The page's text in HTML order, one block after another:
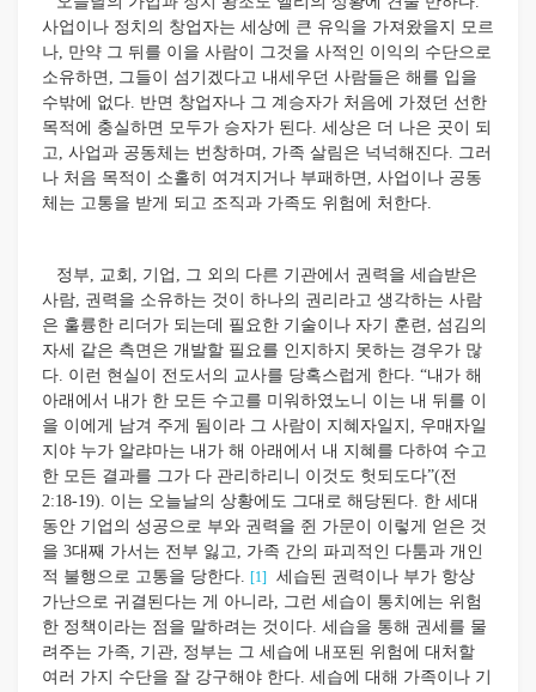
사업이나 정치의 창업자는 세상에 큰 유익을 가져왔을지 모르
나, 만약 그 뒤를 이을 사람이 그것을 사적인 이익의 수단으로
소유하면, 그들이 섬기겠다고 내세우던 사람들은 해를 입을
수밖에 없다. 반면 창업자나 그 계승자가 처음에 가졌던 선한
목적에 충실하면 모두가 승자가 된다. 세상은 더 나은 곳이 되
고, 사업과 공동체는 번창하며, 가족 살림은 넉넉해진다. 그러
나 처음 목적이 소홀히 여겨지거나 부패하면, 사업이나 공동
체는 고통을 받게 되고 조직과 가족도 위험에 처한다.
정부, 교회, 기업, 그 외의 다른 기관에서 권력을 세습받은
사람, 권력을 소유하는 것이 하나의 권리라고 생각하는 사람
은 훌륭한 리더가 되는데 필요한 기술이나 자기 훈련, 섬김의
자세 같은 측면은 개발할 필요를 인지하지 못하는 경우가 많
다. 이런 현실이 전도서의 교사를 당혹스럽게 한다. “내가 해
아래에서 내가 한 모든 수고를 미워하였노니 이는 내 뒤를 이
을 이에게 남겨 주게 됨이라 그 사람이 지혜자일지, 우매자일
지야 누가 알랴마는 내가 해 아래에서 내 지혜를 다하여 수고
한 모든 결과를 그가 다 관리하리니 이것도 헛되도다”(전
2:18-19). 이는 오늘날의 상황에도 그대로 해당된다. 한 세대
동안 기업의 성공으로 부와 권력을 쥔 가문이 이렇게 얻은 것
을 3대째 가서는 전부 잃고, 가족 간의 파괴적인 다툼과 개인
적 불행으로 고통을 당한다. [1]
세습된 권력이나 부가 항상
가난으로 귀결된다는 게 아니라, 그런 세습이 통치에는 위험
한 정책이라는 점을 말하려는 것이다. 세습을 통해 권세를 물
려주는 가족, 기관, 정부는 그 세습에 내포된 위험에 대처할
여러 가지 수단을 잘 강구해야 한다. 세습에 대해 가족이나 기